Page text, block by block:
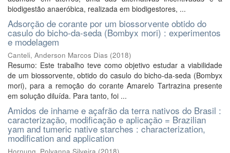
biodigestão anaeróbica, realizada em biodigestores, ...
Adsorção de corante por um biossorvente obtido do
casulo do bicho-da-seda (Bombyx mori) : experimentos
e modelagem
Canteli, Anderson Marcos Dias (2018)
Resumo: Este trabalho teve como objetivo estudar a viabilidade
de um biossorvente, obtido do casulo do bicho-da-seda (Bombyx
mori), para a remoção do corante Amarelo Tartrazina presente
em solução diluída. Para tanto, foi ...
Amidos de inhame e açafrão da terra nativos do Brasil :
caracterização, modificação e aplicação = Brazilian
yam and tumeric native starches : characterization,
modification and application